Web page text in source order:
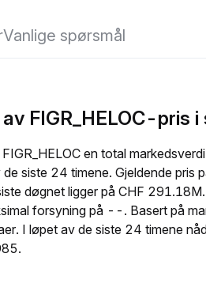
Vanlige spørsmål
FIGR_HELOC-pris i
en total
siste 24 timene. Gjeldende pris
døgnet ligger på CHF
forsyning på --. Basert på
I løpet av de siste 24 timene